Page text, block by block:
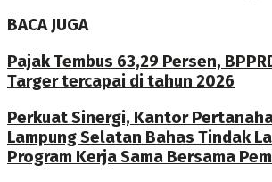
BACA JUGA
Pajak Tembus 63,29 Persen,
Targer tercapai di tahun 2026
Perkuat Sinergi, Kantor
Lampung Selatan Bahas Tindak
Program Kerja Sama Bersama